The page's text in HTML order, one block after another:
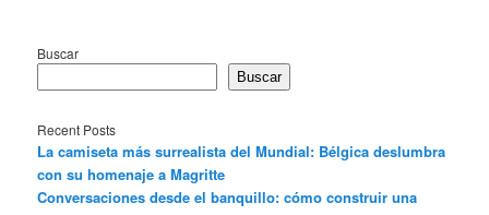
Buscar
Buscar
Recent Posts
La camiseta más surrealista del Mundial: Bélgica deslumbra
con su homenaje a Magritte
Conversaciones desde el banquillo: cómo construir una